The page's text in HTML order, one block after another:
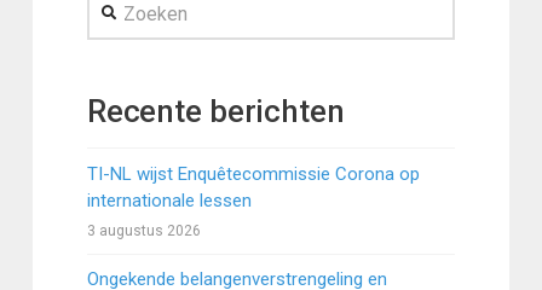
Recente berichten
TI-NL wijst Enquêtecommissie Corona op
internationale lessen
3 augustus 2026
Ongekende belangenverstrengeling en